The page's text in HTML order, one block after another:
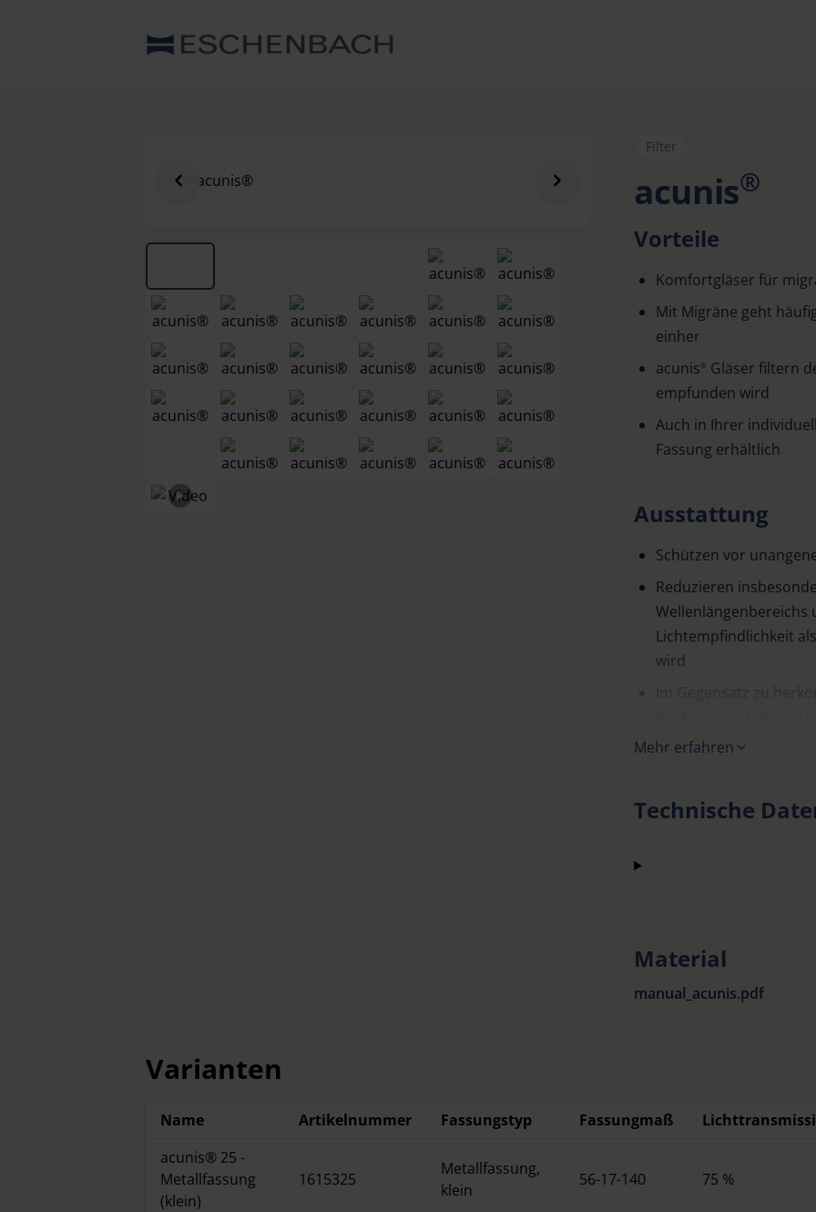
Filter
acunis®
Vorteile
Komfortgläser für
Mit Migräne geht
einher
acunis ® Gläser filtern
empfunden wird
Auch in Ihrer
Fassung erhältlich
Ausstattung
Schützen vor
Reduzieren
Wellenlängenbereichs
Lichtempfindlichkeit
wird
„Dunkelsehen“ ein
In drei
Verwendungszweck
Schützen vor UV-
Auch als XL-Fassung
Korrektionsfassung
lieferbar für die
Mehr erfahren
Technische
Material
manual_acunis.pdf
Varianten
Name Artikelnummer Fassungstyp Fassungmaß
acunis® 25 -
Metallfassung
(klein)
1615325
Metallfassung,
klein
56-17-140 75 %